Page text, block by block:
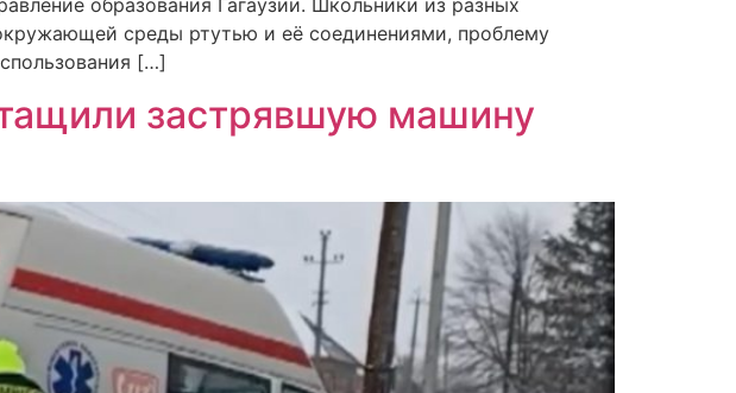
среды ртутью и её соединениями, проблему
[…]
застрявшую машину